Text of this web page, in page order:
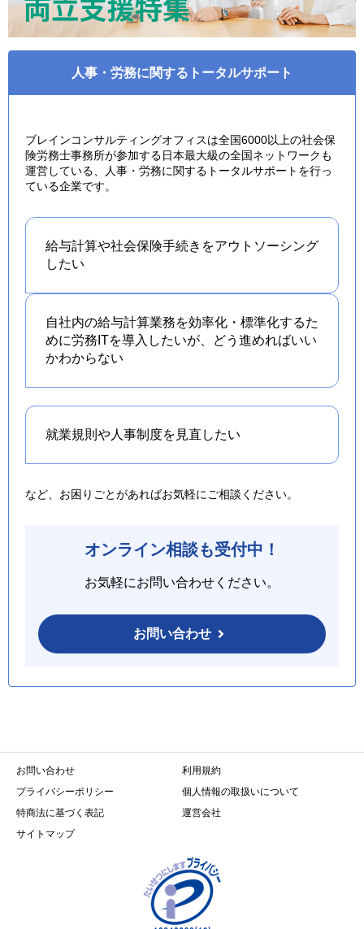
人事・労務に関するトータルサポート
ブレインコンサルティングオフィスは全国6000以上の社会保
険労務士事務所が参加する日本最大級の全国ネットワークも
運営している、人事・労務に関するトータルサポートを行っ
ている企業です。
給与計算や社会保険手続きをアウトソーシング
したい
自社内の給与計算業務を効率化・標準化するた
めに労務ITを導入したいが、どう進めればいい
かわからない
就業規則や人事制度を 見直したい
など、お困りごとがあればお気軽にご相談ください。
オンライン相談も受付中！
お気軽にお問い合わせください。
お問い合わせ
お問い合わせ
利用規約
プライバシーポリシー
個人情報の取扱いについて
特商法に基づく表記
運営会社
サイトマップ